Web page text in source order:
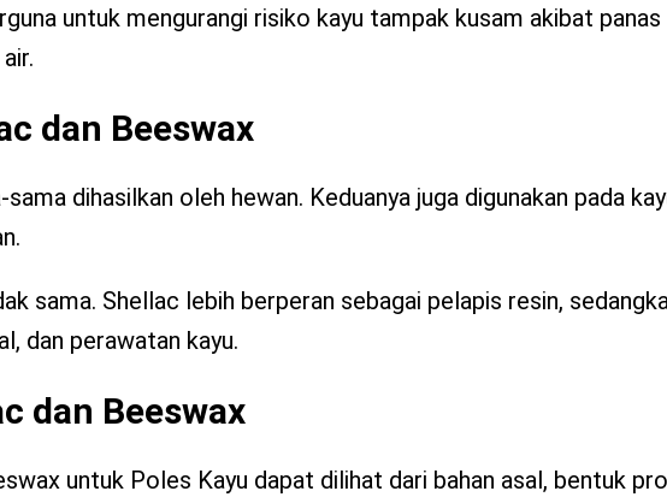
untuk mengurangi risiko kayu tampak kusam akibat
dan Beeswax
dihasilkan oleh hewan. Keduanya juga digunakan pada
sama. Shellac lebih berperan sebagai pelapis resin,
dan perawatan kayu.
dan Beeswax
untuk Poles Kayu dapat dilihat dari bahan asal, bentuk